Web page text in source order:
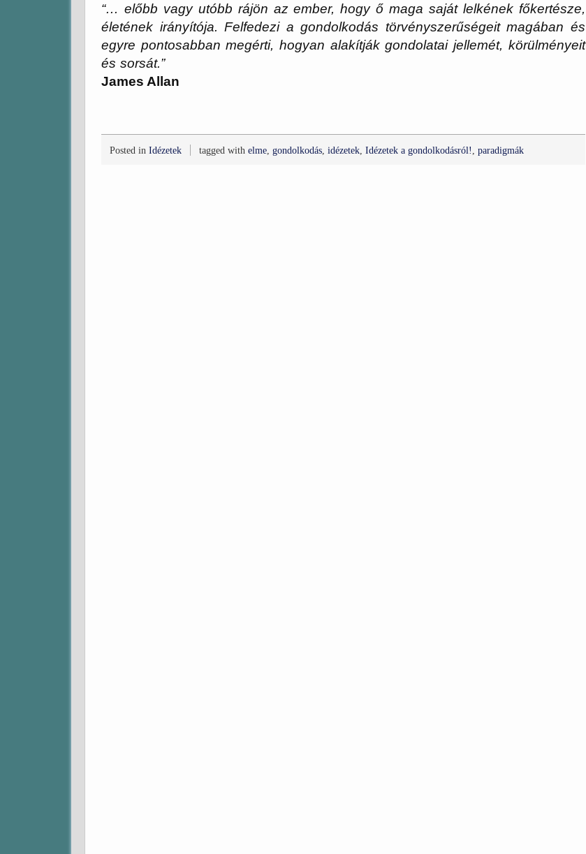
“… előbb vagy utóbb rájön az ember, hogy ő maga saját lelkének főkertésze,
életének irányítója. Felfedezi a gondolkodás törvényszerűségeit magában és
egyre pontosabban megérti, hogyan alakítják gondolatai jellemét, körülményeit
és sorsát.”
James Allan
Posted in Idézetek tagged with elme, gondolkodás, idézetek, Idézetek a gondolkodásról! paradigmák